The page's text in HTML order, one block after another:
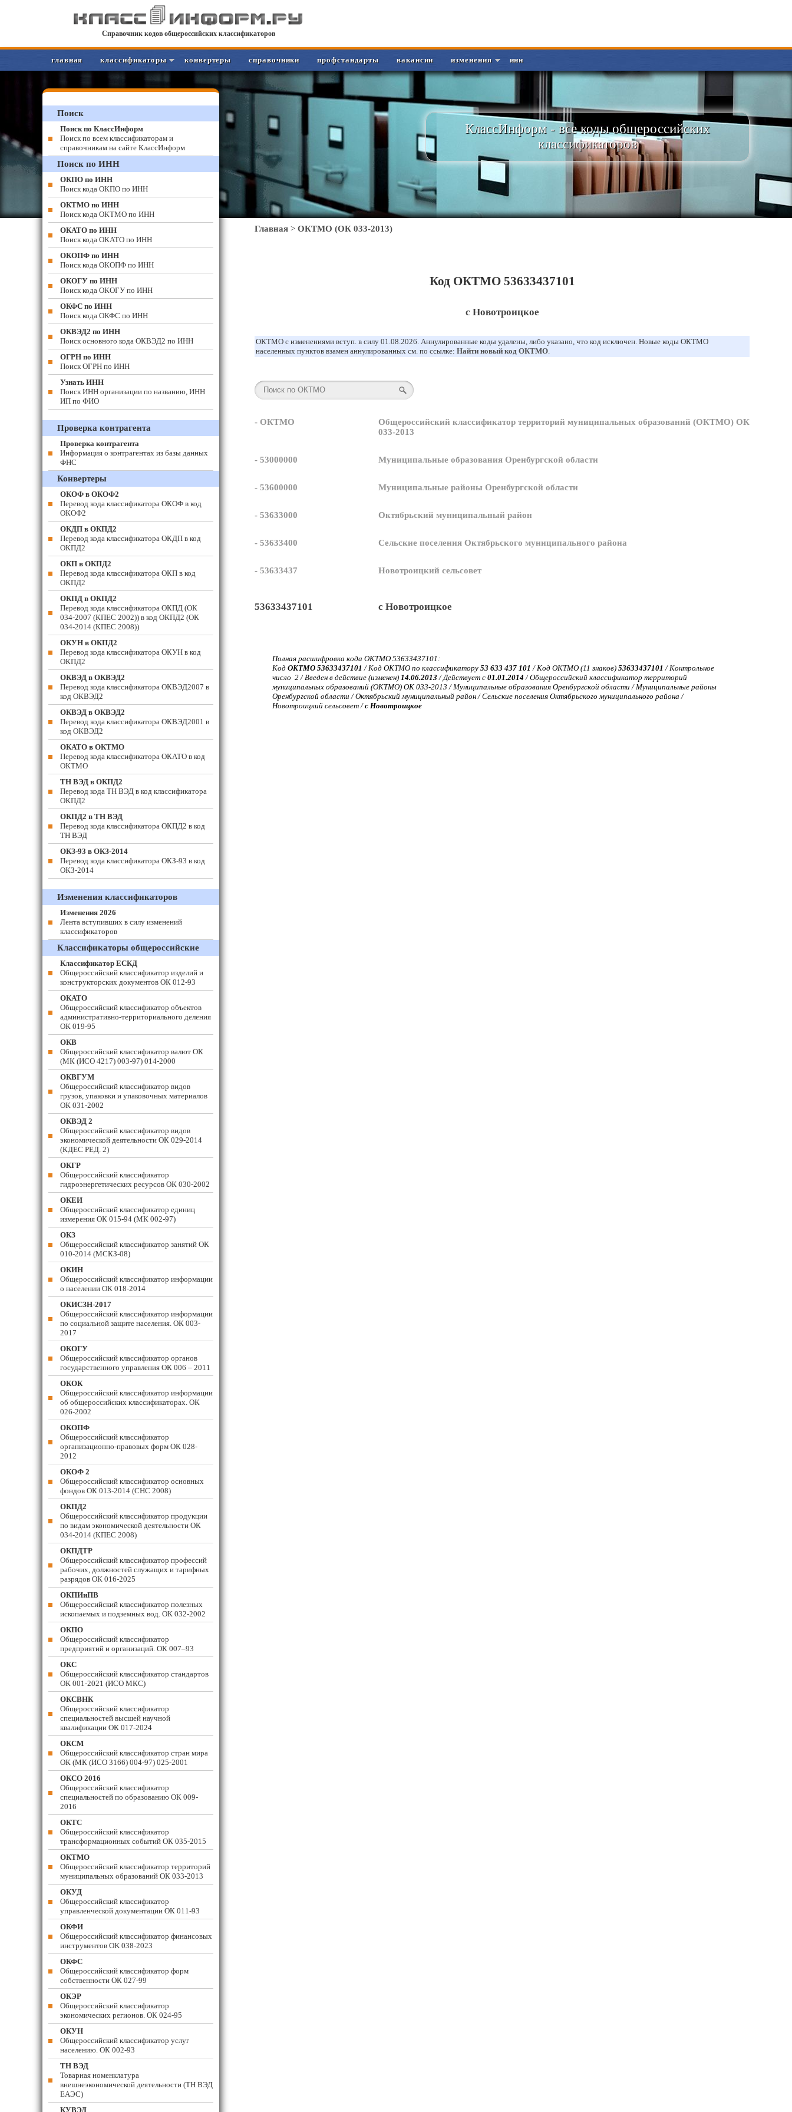
Справочник кодов общероссийских классификаторов
главная классификаторы конвертеры справочники профстандарты вакансии изменения инн
КлассИнформ - все коды общероссийских
классификаторов
Главная > ОКТМО (ОК 033-2013)
Код ОКТМО 53633437101
с Новотроицкое
ОКТМО с изменениями вступ. в силу 01.08.2026. Аннулированные коды удалены, либо указано, что код исключен. Новые коды ОКТМО
населенных пунктов взамен аннулированных см. по ссылке: Найти новый код ОКТМО.
- ОКТМО
Общероссийский классификатор территорий муниципальных образований (ОКТМО) ОК
033-2013
- 53000000 Муниципальные образования Оренбургской области
- 53600000 Муниципальные районы Оренбургской области
- 53633000 Октябрьский муниципальный район
- 53633400 Сельские поселения Октябрьского муниципального района
- 53633437 Новотроицкий сельсовет
53633437101 с Новотроицкое
Полная расшифровка кода ОКТМО 53633437101:
Код ОКТМО 53633437101 / Код ОКТМО по классификатору 53 633 437 101 / Код ОКТМО (11 знаков) 53633437101 / Контрольное
число 2 / Введен в действие (изменен) 14.06.2013 / Действует с 01.01.2014 / Общероссийский классификатор территорий
муниципальных образований (ОКТМО) ОК 033-2013 / Муниципальные образования Оренбургской области / Муниципальные районы
Оренбургской области / Октябрьский муниципальный район / Сельские поселения Октябрьского муниципального района /
Новотроицкий сельсовет /с Новотроицкое
Поиск
Поиск по КлассИнформ
Поиск по всем классификаторам и
справочникам на сайте КлассИнформ
Поиск по ИНН
ОКПО по ИНН
Поиск кода ОКПО по ИНН
ОКТМО по ИНН
Поиск кода ОКТМО по ИНН
ОКАТО по ИНН
Поиск кода ОКАТО по ИНН
ОКОПФ по ИНН
Поиск кода ОКОПФ по ИНН
ОКОГУ по ИНН
Поиск кода ОКОГУ по ИНН
ОКФС по ИНН
Поиск кода ОКФС по ИНН
ОКВЭД2 по ИНН
Поиск основного кода ОКВЭД2 по ИНН
ОГРН по ИНН
Поиск ОГРН по ИНН
Узнать ИНН
Поиск ИНН организации по названию, ИНН
ИП по ФИО
Проверка контрагента
Проверка контрагента
Информация о контрагентах из базы данных
ФНС
Конвертеры
ОКОФ в ОКОФ2
Перевод кода классификатора ОКОФ в код
ОКОФ2
ОКДП в ОКПД2
Перевод кода классификатора ОКДП в код
ОКПД2
ОКП в ОКПД2
Перевод кода классификатора ОКП в код
ОКПД2
ОКПД в ОКПД2
Перевод кода классификатора ОКПД (ОК
034-2007 (КПЕС 2002)) в код ОКПД2 (ОК
034-2014 (КПЕС 2008))
ОКУН в ОКПД2
Перевод кода классификатора ОКУН в код
ОКПД2
ОКВЭД в ОКВЭД2
Перевод кода классификатора ОКВЭД2007 в
код ОКВЭД2
ОКВЭД в ОКВЭД2
Перевод кода классификатора ОКВЭД2001 в
код ОКВЭД2
ОКАТО в ОКТМО
Перевод кода классификатора ОКАТО в код
ОКТМО
ТН ВЭД в ОКПД2
Перевод кода ТН ВЭД в код классификатора
ОКПД2
ОКПД2 в ТН ВЭД
Перевод кода классификатора ОКПД2 в код
ТН ВЭД
ОКЗ-93 в ОКЗ-2014
Перевод кода классификатора ОКЗ-93 в код
ОКЗ-2014
Изменения классификаторов
Изменения 2026
Лента вступивших в силу изменений
классификаторов
Классификаторы общероссийские
Классификатор ЕСКД
Общероссийский классификатор изделий и
конструкторских документов ОК 012-93
ОКАТО
Общероссийский классификатор объектов
административно-территориального деления
ОК 019-95
ОКВ
Общероссийский классификатор валют ОК
(МК (ИСО 4217) 003-97) 014-2000
ОКВГУМ
Общероссийский классификатор видов
грузов, упаковки и упаковочных материалов
ОК 031-2002
ОКВЭД 2
Общероссийский классификатор видов
экономической деятельности ОК 029-2014
(КДЕС РЕД. 2)
ОКГР
Общероссийский классификатор
гидроэнергетических ресурсов ОК 030-2002
ОКЕИ
Общероссийский классификатор единиц
измерения ОК 015-94 (МК 002-97)
ОКЗ
Общероссийский классификатор занятий ОК
010-2014 (МСКЗ-08)
ОКИН
Общероссийский классификатор информации
о населении ОК 018-2014
ОКИСЗН-2017
Общероссийский классификатор информации
по социальной защите населения. ОК 003-
2017
ОКОГУ
Общероссийский классификатор органов
государственного управления ОК 006 – 2011
ОКОК
Общероссийский классификатор информации
об общероссийских классификаторах. ОК
026-2002
ОКОПФ
Общероссийский классификатор
организационно-правовых форм ОК 028-
2012
ОКОФ 2
Общероссийский классификатор основных
фондов ОК 013-2014 (СНС 2008)
ОКПД2
Общероссийский классификатор продукции
по видам экономической деятельности ОК
034-2014 (КПЕС 2008)
ОКПДТР
Общероссийский классификатор профессий
рабочих, должностей служащих и тарифных
разрядов ОК 016-2025
ОКПИиПВ
Общероссийский классификатор полезных
ископаемых и подземных вод. ОК 032-2002
ОКПО
Общероссийский классификатор
предприятий и организаций. ОК 007–93
ОКС
Общероссийский классификатор стандартов
ОК 001-2021 (ИСО МКС)
ОКСВНК
Общероссийский классификатор
специальностей высшей научной
квалификации ОК 017-2024
ОКСМ
Общероссийский классификатор стран мира
ОК (МК (ИСО 3166) 004-97) 025-2001
ОКСО 2016
Общероссийский классификатор
специальностей по образованию ОК 009-
2016
ОКТС
Общероссийский классификатор
трансформационных событий ОК 035-2015
ОКТМО
Общероссийский классификатор территорий
муниципальных образований ОК 033-2013
ОКУД
Общероссийский классификатор
управленческой документации ОК 011-93
ОКФИ
Общероссийский классификатор финансовых
инструментов OK 038-2023
ОКФС
Общероссийский классификатор форм
собственности ОК 027-99
ОКЭР
Общероссийский классификатор
экономических регионов. ОК 024-95
ОКУН
Общероссийский классификатор услуг
населению. ОК 002-93
ТН ВЭД
Товарная номенклатура
внешнеэкономической деятельности (ТН ВЭД
ЕАЭС)
КУВЭД